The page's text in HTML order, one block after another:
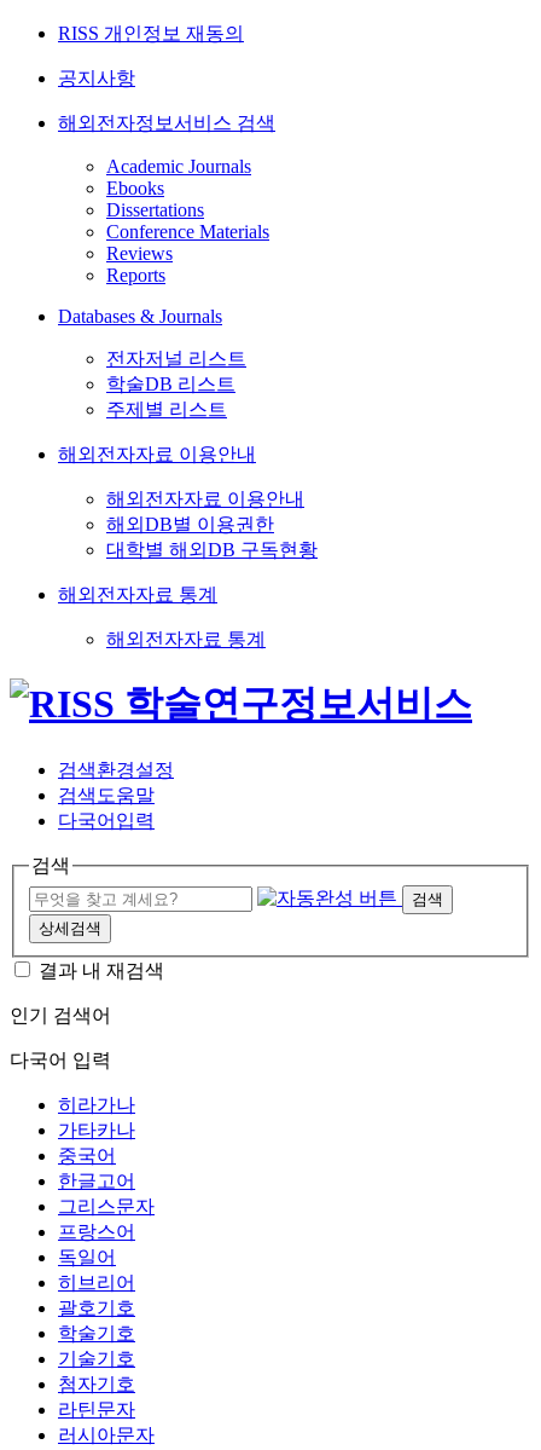
RISS 개인정보 재동의
공지사항
해외전자정보서비스 검색
Academic Journals
Ebooks
Dissertations
Conference Materials
Reviews
Reports
Databases & Journals
전자저널 리스트
학술DB 리스트
주제별 리스트
해외전자자료 이용안내
해외전자자료 이용안내
해외DB별 이용권한
대학별 해외DB 구독현황
해외전자자료 통계
해외전자자료 통계
검색환경설정
검색도움말
다국어입력
검색
검색
상세검색
결과 내 재검색
인기 검색어
다국어 입력
히라가나
가타카나
중국어
한글고어
그리스문자
프랑스어
독일어
히브리어
괄호기호
학술기호
기술기호
첨자기호
라틴문자
러시아문자